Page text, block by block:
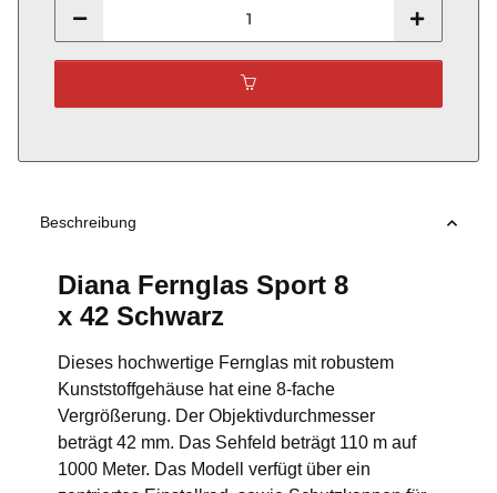
Beschreibung
Diana Fernglas Sport 8
x 42 Schwarz
Dieses hochwertige Fernglas mit robustem
Kunststoffgehäuse hat eine 8-fache
Vergrößerung. Der Objektivdurchmesser
beträgt 42 mm. Das Sehfeld beträgt 110 m auf
1000 Meter. Das Modell verfügt über ein